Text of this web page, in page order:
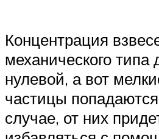
Концентрация
механического
нулевой, а вот
частицы
случае, от них